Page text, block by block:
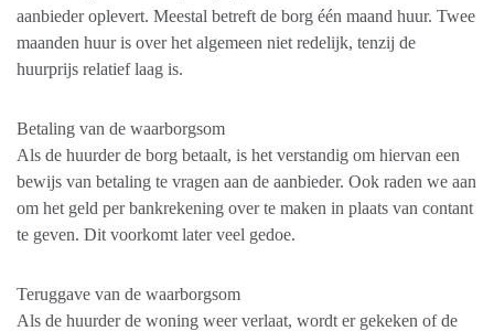
aanbieder oplevert. Meestal betreft de borg één maand huur. Twee
maanden huur is over het algemeen niet redelijk, tenzij de
huurprijs relatief laag is.
Betaling van de waarborgsom
Als de huurder de borg betaalt, is het verstandig om hiervan een
bewijs van betaling te vragen aan de aanbieder. Ook raden we aan
om het geld per bankrekening over te maken in plaats van contant
te geven. Dit voorkomt later veel gedoe.
Teruggave van de waarborgsom
Als de huurder de woning weer verlaat, wordt er gekeken of de